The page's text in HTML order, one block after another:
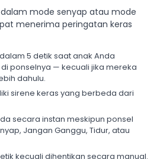
mode senyap atau mode
menerima peringatan keras
5 detik saat anak Anda
ponselnya — kecuali jika mereka
dahulu.
sirene keras yang berbeda dari
secara instan meskipun ponsel
Jangan Ganggu, Tidur, atau
kecuali dihentikan secara manual.